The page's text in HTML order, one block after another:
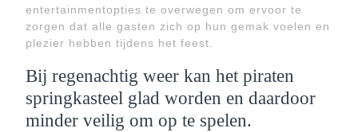
entertainmentopties te overwegen om ervoor te
zorgen dat alle gasten zich op hun gemak voelen en
plezier hebben tijdens het feest.
Bij regenachtig weer kan het piraten
springkasteel glad worden en daardoor
minder veilig om op te spelen.